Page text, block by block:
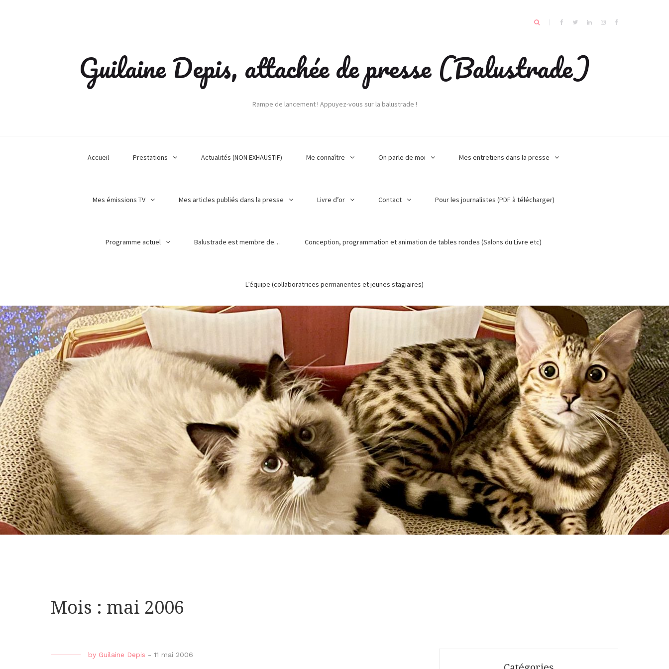
Guilaine Depis, attachée de presse (Balustrade)
Rampe de lancement ! Appuyez-vous sur la balustrade !
Accueil Prestations Actualités (NON EXHAUSTIF) Me connaître On parle de moi Mes entretiens dans la presse
Mes émissions TV Mes articles publiés dans la presse Livre d’or Contact Pour les journalistes (PDF à télécharger)
Programme actuel Balustrade est membre de… Conception, programmation et animation de tables rondes (Salons du Livre etc)
L’équipe (collaboratrices permanentes et jeunes stagiaires)
Mois : mai 2006
by Guilaine Depis - 11 mai 2006